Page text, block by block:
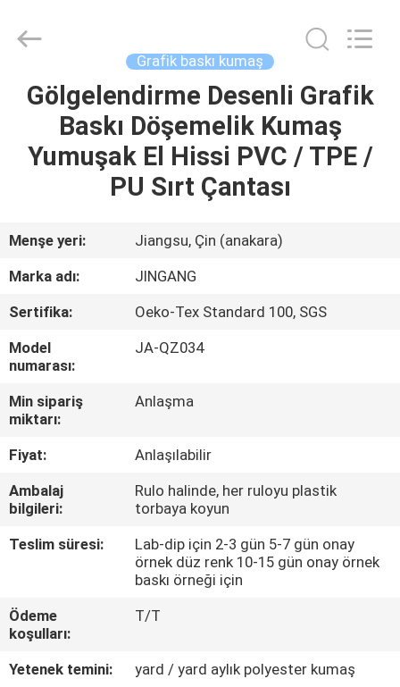
EV
ÜRÜN:%
HAKKIMIZDA
TURU
KONTROL
BIZIMLE
ILETIŞIME
GEÇIN
VAKALAR
Textile
Co.,Ltd.
Grafik baskı kumaş
Gölgelendirme Desenli Grafik
Baskı Döşemelik Kumaş
Yumuşak El Hissi PVC / TPE /
PU Sırt Çantası
Menşe yeri:
Jiangsu, Çin (anakara)
Marka adı:
JINGANG
Sertifika:
Oeko-Tex Standard 100, SGS
Model
numarası:
JA-QZ034
Min sipariş
miktarı:
Anlaşma
Fiyat:
Anlaşılabilir
Ambalaj
bilgileri:
Rulo halinde, her ruloyu plastik
torbaya koyun
Teslim süresi:
Lab-dip için 2-3 gün 5-7 gün onay
örnek düz renk 10-15 gün onay örnek
baskı örneği için
Ödeme
koşulları:
T/T
Yetenek temini:
yard / yard aylık polyester kumaş